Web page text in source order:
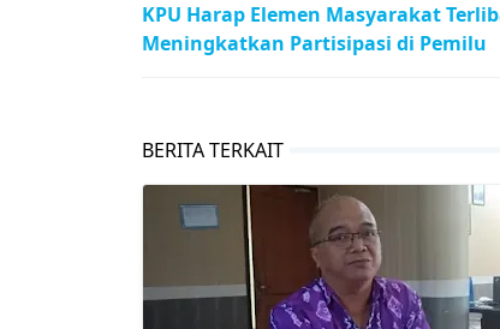
KPU Harap Elemen Masyarakat
Meningkatkan Partisipasi di Pemilu
BERITA TERKAIT